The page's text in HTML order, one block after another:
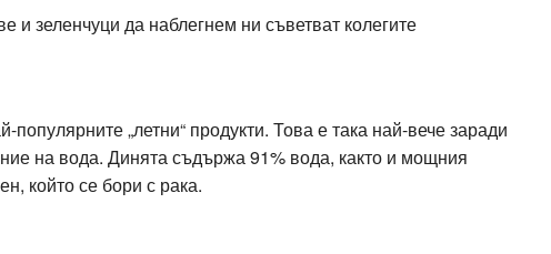
и зеленчуци да наблегнем ни съветват колегите
популярните „летни“ продукти. Това е така най-вече заради
на вода. Динята съдържа 91% вода, както и мощния
който се бори с рака.